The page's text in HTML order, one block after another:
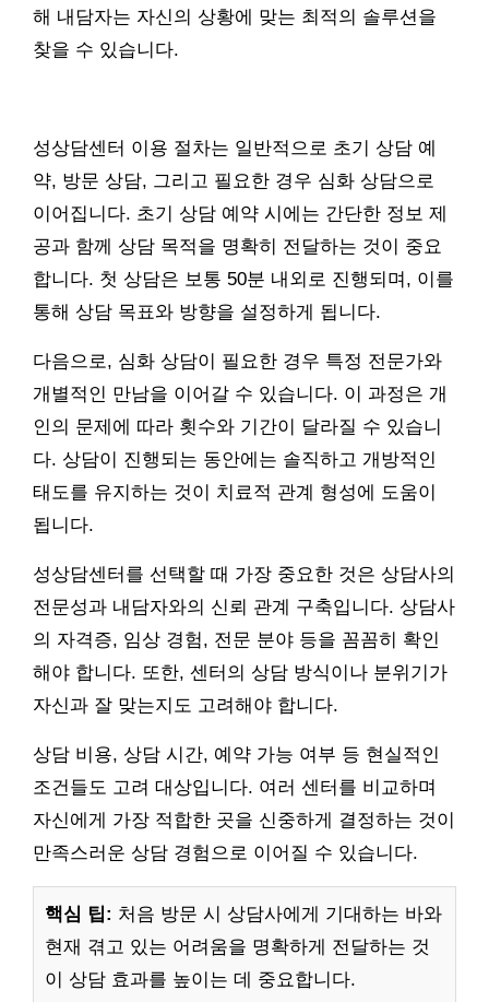
해 내담자는 자신의 상황에 맞는 최적의 솔루션을
찾을 수 있습니다.
성상담센터 이용 절차는 일반적으로 초기 상담 예
약, 방문 상담, 그리고 필요한 경우 심화 상담으로
이어집니다. 초기 상담 예약 시에는 간단한 정보 제
공과 함께 상담 목적을 명확히 전달하는 것이 중요
합니다. 첫 상담은 보통 50분 내외로 진행되며, 이를
통해 상담 목표와 방향을 설정하게 됩니다.
다음으로, 심화 상담이 필요한 경우 특정 전문가와
개별적인 만남을 이어갈 수 있습니다. 이 과정은 개
인의 문제에 따라 횟수와 기간이 달라질 수 있습니
다. 상담이 진행되는 동안에는 솔직하고 개방적인
태도를 유지하는 것이 치료적 관계 형성에 도움이
됩니다.
성상담센터를 선택할 때 가장 중요한 것은 상담사의
전문성과 내담자와의 신뢰 관계 구축입니다. 상담사
의 자격증, 임상 경험, 전문 분야 등을 꼼꼼히 확인
해야 합니다. 또한, 센터의 상담 방식이나 분위기가
자신과 잘 맞는지도 고려해야 합니다.
상담 비용, 상담 시간, 예약 가능 여부 등 현실적인
조건들도 고려 대상입니다. 여러 센터를 비교하며
자신에게 가장 적합한 곳을 신중하게 결정하는 것이
만족스러운 상담 경험으로 이어질 수 있습니다.
핵심 팁: 처음 방문 시 상담사에게 기대하는 바와
현재 겪고 있는 어려움을 명확하게 전달하는 것
이 상담 효과를 높이는 데 중요합니다.